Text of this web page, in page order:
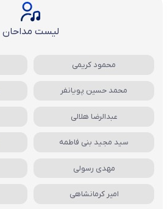
لیست مداحان
محمود کریمی
محمد حسین پویانفر
عبدالرضا هلالی
سید مجید بنی فاطمه
مهدی رسولی
امیر کرمانشاهی